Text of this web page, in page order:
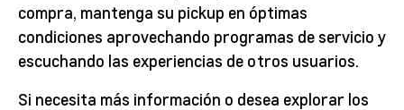
compra, mantenga su pickup en óptimas
condiciones aprovechando programas de servicio y
escuchando las experiencias de otros usuarios.
Si necesita más información o desea explorar los